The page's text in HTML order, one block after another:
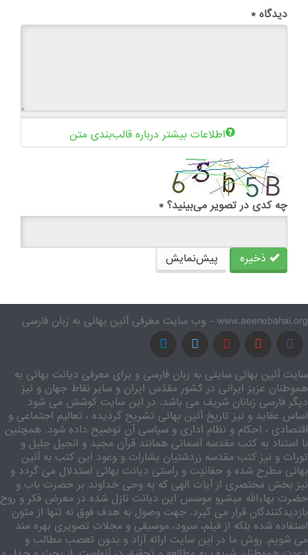
دیدگاه *
اطلاعات بیشتر درباره قالب‌بندی متن
چه کدی در تصویر می‌بینید؟ *
ذخیره پیش‌نمایش
www.aeenebahai.org - وب سایت معرفی آئین بهائی به زبان فارسی
سایت آئین بهائی سایتی به زبان فارسی و برای معرفی دیانت بهائی به
هموطنان عزیز ایرانی در کشور مقدّس ایران و سایر نقاط جهان و نیز
دیگر فارسی زبانان شریف می باشد. در این سایت کوشش می شود
اساس عقاید و نیز تاریخ آئین بهائی تشریح گردیده ، تعالیم اجتماعی و
اقتصادی ، احکام و نظام اداری و سیاسی آن توضیح داده شود. همچنین
با استناد به کتب مقدسه آسمانی همانند قرآن مجید و انجیل جلیل و
تورات و نیز کتب مقدسه زردشتیان بشارات و وعود این کتب به آئین
بهائی مطرح شده و حقانیّت و راستی دیانت بهائی استدلال می گردد و
نیز بخش مختصری از آیات الهی که به وحی خداوند بر حضرت باب و
حضرت بهاءالله مبشرو موسس این دیانت نازل شده در معرض فکر و روح
بازدیدکنندگان قرار می گیرد. جهت وصول به هدف فوق نه تنها از متون
استفاده شده بلکه از فیلم، سرود، موسیقی و مجلات تصویری بهره مند
می شویم. روش ما در این سایت ارائه آزاد و بدون تعصب مطالب و